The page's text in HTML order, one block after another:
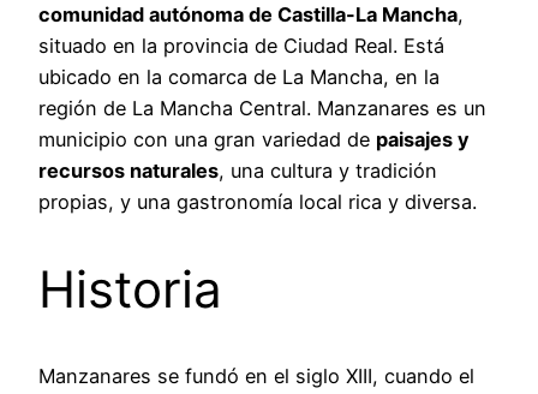
comunidad autónoma de Castilla-La Mancha,
situado en la provincia de Ciudad Real. Está
ubicado en la comarca de La Mancha, en la
región de La Mancha Central. Manzanares es un
municipio con una gran variedad de paisajes y
recursos naturales, una cultura y tradición
propias, y una gastronomía local rica y diversa.
Historia
Manzanares se fundó en el siglo XIII, cuando el